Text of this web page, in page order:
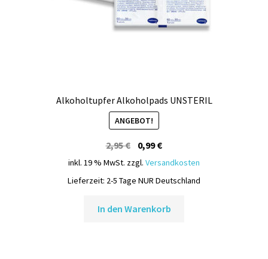
Alkoholtupfer Alkoholpads UNSTERIL
ANGEBOT!
2,95€ Ursprünglicher
Preis
0,99€Aktueller
Preis
inkl. 19 % MwSt. zzgl. Versandkosten
Lieferzeit: 2-5 Tage NUR Deutschland
In den Warenkorb